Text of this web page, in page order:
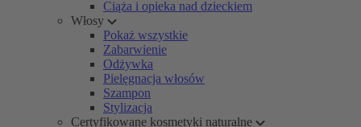
Ciąża i opieka nad dzieckiem
Włosy
Pokaż wszystkie
Zabarwienie
Odżywka
Pielęgnacja włosów
Szampon
Stylizacja
Certyfikowane kosmetyki naturalne